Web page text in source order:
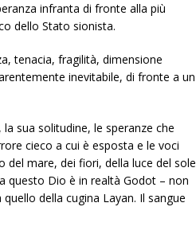
infranta di fronte alla più
dello Stato sionista.
tenacia, fragilità, dimensione
inevitabile, di fronte a un
sua solitudine, le speranze che
cieco a cui è esposta e le voci
del mare, dei fiori, della luce del sole
questo Dio è in realtà Godot – non
della cugina Layan. Il sangue